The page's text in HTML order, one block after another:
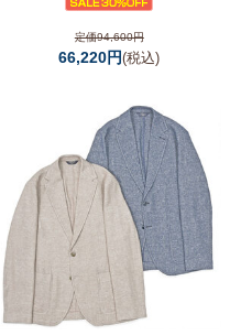
定価94,600円
66,220円(税込)